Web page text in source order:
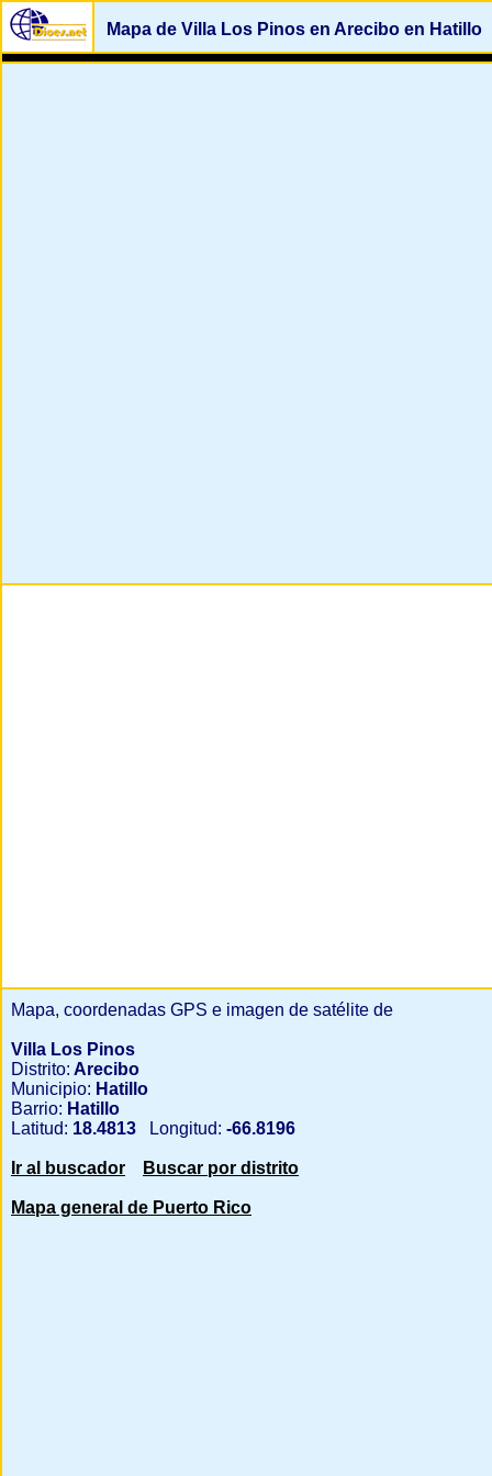
Mapa de Villa Los Pinos en Arecibo en Hatillo
Mapa, coordenadas GPS e imagen de satélite de
Villa Los Pinos
Distrito: Arecibo
Municipio: Hatillo
Barrio: Hatillo
Latitud: 18.4813 Longitud: -66.8196
Ir al buscador Buscar por distrito
Mapa general de Puerto Rico